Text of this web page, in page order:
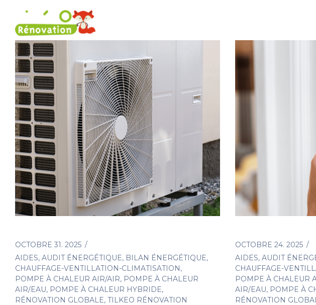
OCTOBRE 31. 2025
AIDES, AUDIT ÉNERGÉTIQUE, BILAN ÉNERGÉTIQUE,
CHAUFFAGE-VENTILLATION-CLIMATISATION,
POMPE À CHALEUR AIR/AIR, POMPE À CHALEUR
AIR/EAU, POMPE À CHALEUR HYBRIDE,
RÉNOVATION GLOBALE, TILKEO RÉNOVATION
OCTOBRE 24. 2025
AIDES, AUDIT
CHAUFFAGE-
POMPE À CHALEUR
AIR/EAU, POMPE À
RÉNOVATION